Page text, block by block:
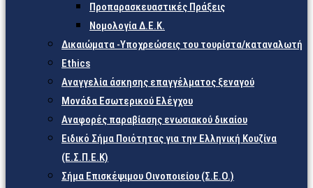
Προπαρασκευαστικές Πράξεις
Νομολογία Δ.Ε.Κ.
Δικαιώματα -Υποχρεώσεις του τουρίστα/καταναλωτή
Ethics
Αναγγελία άσκησης επαγγέλματος ξεναγού
Μονάδα Εσωτερικού Ελέγχου
Αναφορές παραβίασης ενωσιακού δικαίου
Ειδικό Σήμα Ποιότητας για την Ελληνική Κουζίνα
(Ε.Σ.Π.Ε.Κ)
Σήμα Επισκέψιμου Οινοποιείου (Σ.Ε.Ο.)